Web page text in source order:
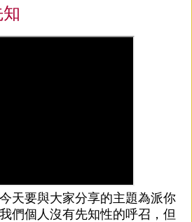
天要與大家分享的主題為派你
們個人沒有先知性的呼召，但